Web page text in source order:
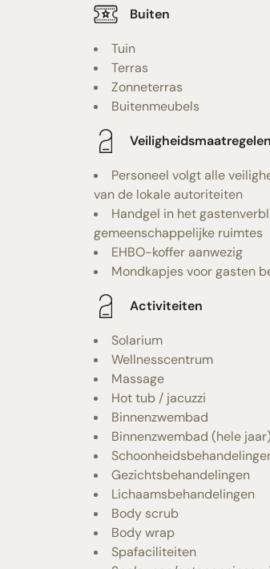
Buiten
Tuin
Terras
Zonneterras
Buitenmeubels
Veiligheidsmaatregelen
Personeel volgt alle
van de lokale autoriteiten
Handgel in het
gemeenschappelijke ruimtes
EHBO-koffer aanwezig
Mondkapjes voor gasten
Activiteiten
Solarium
Wellnesscentrum
Massage
Hot tub / jacuzzi
Binnenzwembad
Binnenzwembad (hele
Gezichtsbehandelingen
Lichaamsbehandelingen
Body scrub
Body wrap
Spafaciliteiten